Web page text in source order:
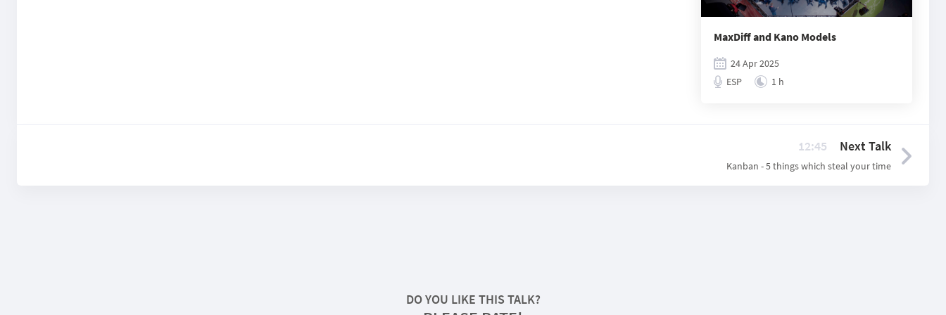
MaxDiff and Kano Models
24 Apr 2025
ESP
1 h
12:45 Next Talk
Kanban - 5 things which steal your time
DO YOU LIKE THIS TALK?